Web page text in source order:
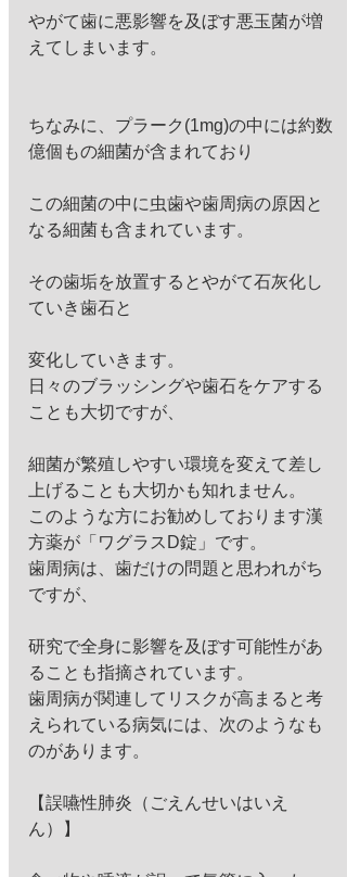
やがて歯に悪影響を及ぼす悪玉菌が増
えてしまいます。
ちなみに、プラーク(1mg)の中には約数
億個もの細菌が含まれており
この細菌の中に虫歯や歯周病の原因と
なる細菌も含まれています。
その歯垢を放置するとやがて石灰化し
ていき歯石と
変化していきます。
日々のブラッシングや歯石をケアする
ことも大切ですが、
細菌が繁殖しやすい環境を変えて差し
上げることも大切かも知れません。
このような方にお勧めしております漢
方薬が「ワグラスD錠」です。
歯周病は、歯だけの問題と思われがち
ですが、
研究で全身に影響を及ぼす可能性があ
ることも指摘されています。
歯周病が関連してリスクが高まると考
えられている病気には、次のようなも
のがあります。
【誤嚥性肺炎（ごえんせいはいえ
ん）】